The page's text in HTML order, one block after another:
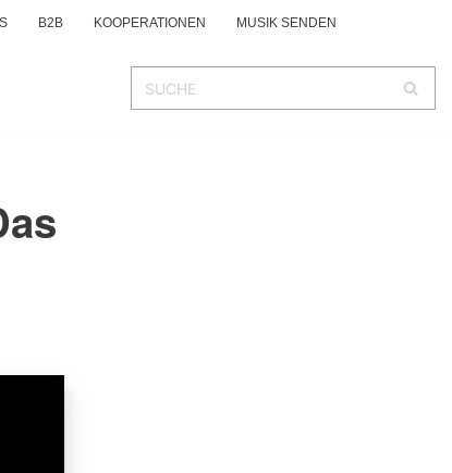
B2B KOOPERATIONEN MUSIK SENDEN